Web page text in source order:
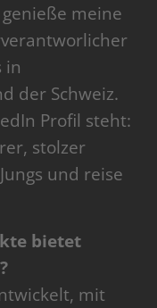
meine
in
der Schweiz.
Profil steht:
stolzer
und reise
bietet
mit